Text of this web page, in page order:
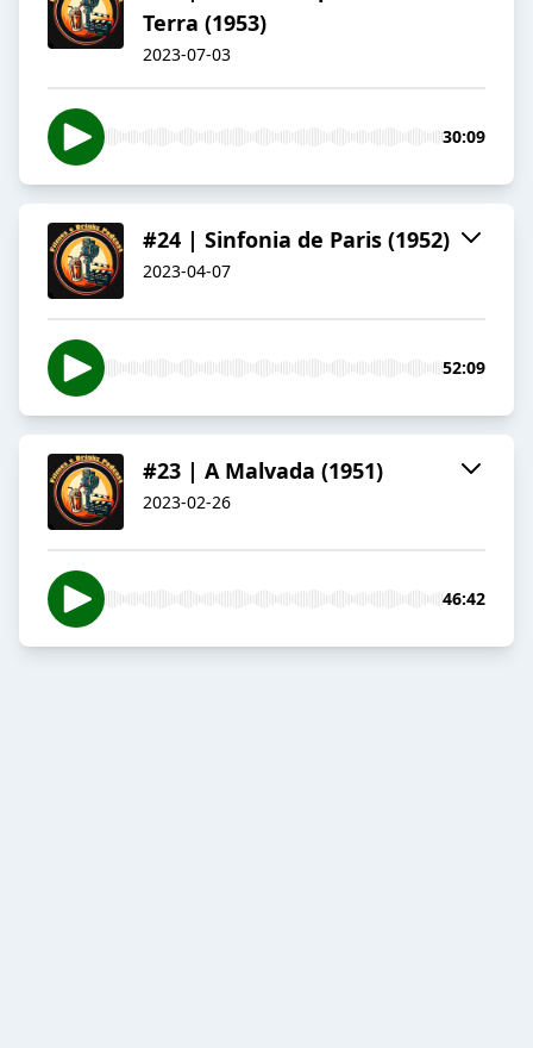
Terra (1953)
2023-07-03
30:09
#24 | Sinfonia de Paris (1952)
2023-04-07
52:09
#23 | A Malvada (1951)
2023-02-26
46:42